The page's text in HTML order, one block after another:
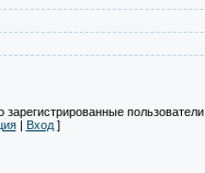
пользователи.
| Вход]